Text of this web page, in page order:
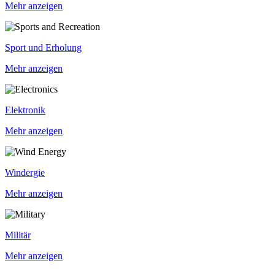
Mehr anzeigen
Sport und Erholung
Mehr anzeigen
Elektronik
Mehr anzeigen
Windergie
Mehr anzeigen
Militär
Mehr anzeigen